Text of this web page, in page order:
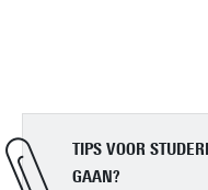
TIPS VOOR
GAAN?